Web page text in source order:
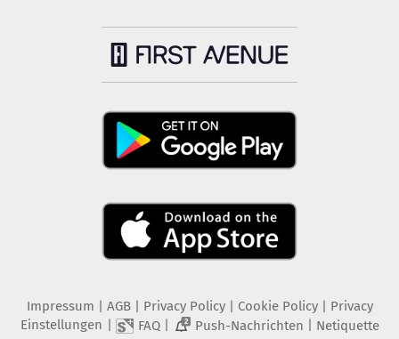
Impressum AGB Privacy Policy| Cookie Policy| Privacy
Einstellungen
FAQ| 2 Push-Nachrichten Netiquette